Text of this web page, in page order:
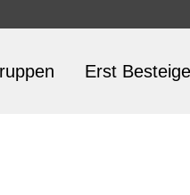
Erst